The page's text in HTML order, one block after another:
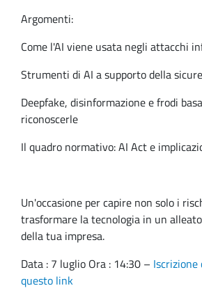
Argomenti:
Come l'AI viene usata negli attacchi
Strumenti di AI a supporto della
Deepfake, disinformazione e frodi
riconoscerle
Il quadro normativo: AI Act e
Un'occasione per capire non solo i
trasformare la tecnologia in un
della tua impresa.
Data : 7 luglio Ora : 14:30 –
questo link